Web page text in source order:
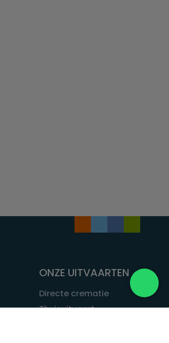
ONZE UITVAARTEN
Directe crematie
Thuisuitvaart